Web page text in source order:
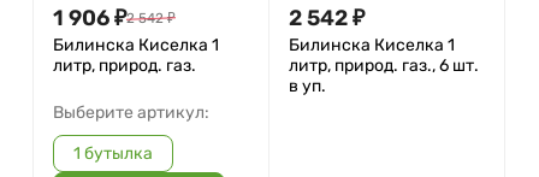
1 906₽2 542 ₽
Билинска Киселка 1
литр, природ. газ.
Выберите артикул:
1 бутылка
2 542₽
Билинска Киселка 1
литр, природ. газ., 6 шт.
в уп.